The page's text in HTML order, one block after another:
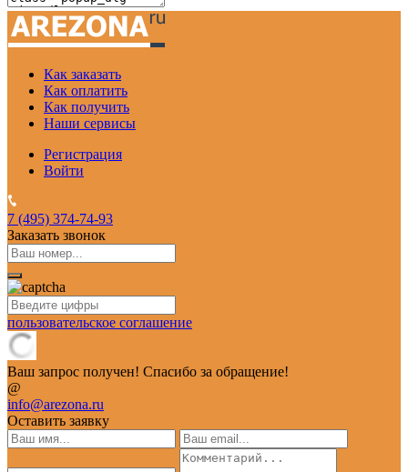
Как заказать
Как оплатить
Как получить
Наши сервисы
Регистрация
Войти
7 (495) 374-74-93
Заказать звонок
пользовательское соглашение
Ваш запрос получен! Спасибо за обращение!
@
info@arezona.ru
Оставить заявку